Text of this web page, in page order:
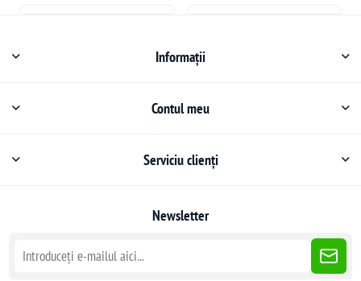
Informații
Contul meu
Serviciu clienți
Newsletter